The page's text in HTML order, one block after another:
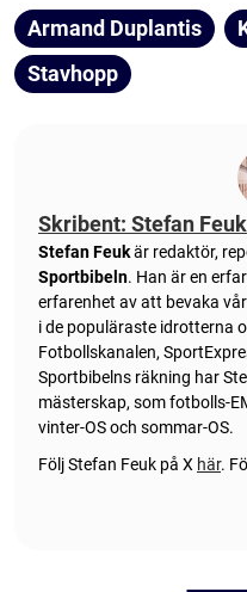
Armand Duplantis
Stavhopp
Skribent: Stefan Feuk
Stefan Feukär redaktör,
Sportbibeln. Han är en
erfarenhet av att bevaka
i de populäraste idrotterna
Fotbollskanalen,
Sportbibelns räkning har
mästerskap, som fotbolls-
vinter-OS och sommar-OS.
Följ Stefan Feuk på X här.